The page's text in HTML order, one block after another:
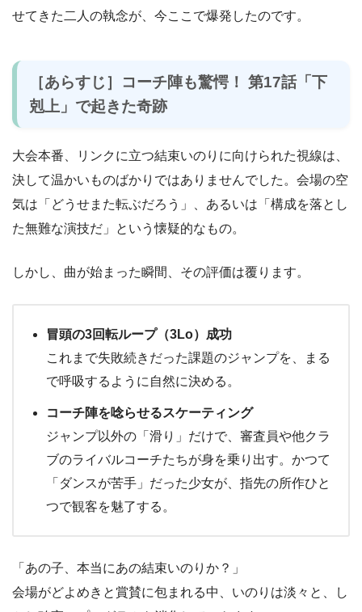
せてきた二人の執念が、今ここで爆発したのです。
［あらすじ］コーチ陣も驚愕！ 第17話「下
剋上」で起きた奇跡
大会本番、リンクに立つ結束いのりに向けられた視線は、
決して温かいものばかりではありませんでした。会場の空
気は「どうせまた転ぶだろう」、あるいは「構成を落とし
た無難な演技だ」という懐疑的なもの。
しかし、曲が始まった瞬間、その評価は覆ります。
冒頭の3回転ループ（3Lo）成功
これまで失敗続きだった課題のジャンプを、まる
で呼吸するように自然に決める。
コーチ陣を唸らせるスケーティング
ジャンプ以外の「滑り」だけで、審査員や他クラ
ブのライバルコーチたちが身を乗り出す。かつて
「ダンスが苦手」だった少女が、指先の所作ひと
つで観客を魅了する。
「あの子、本当にあの結束いのりか？」
会場がどよめきと賞賛に包まれる中、いのりは淡々と、し